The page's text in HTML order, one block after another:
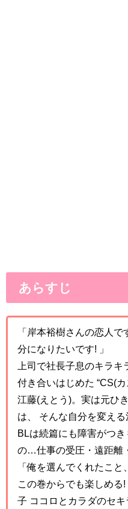
あらすじ
「岸本裕樹さんの恋人
分になりたいです! 」
上司で社長子息のキラ
付き合いはじめた “CS(
江藤(えとう)。実は元ひ
は、 そんな自分を変え
BLは続篇にも障害がつ
の…仕事の受圧・遠距離
「俺を選んでくれたこと
この巻からでも楽しめる
子 ココロとカラダのセ